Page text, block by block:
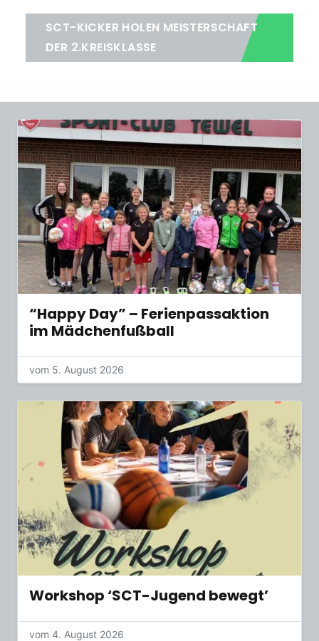
SCT-KICKER HOLEN MEISTERSCHAFT
DER 2.KREISKLASSE
“Happy Day” – Ferienpassaktion
im Mädchenfußball
vom 5. August 2026
Workshop ‘SCT-Jugend bewegt’
vom 4. August 2026